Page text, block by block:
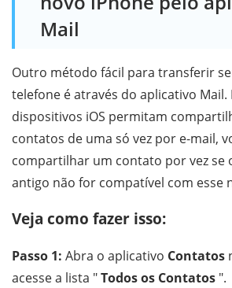
Mail
Outro método fácil para transferir
telefone é através do aplicativo Mail.
dispositivos iOS permitam
contatos de uma só vez por e-mail,
compartilhar um contato por vez se
antigo não for compatível com esse
Veja como fazer isso:
Passo 1: Abra o aplicativo Contatos
acesse a lista "Todos os Contatos ".